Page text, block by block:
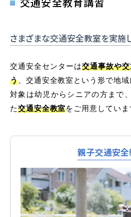
準中型自動車
中型自動車
普通自動車 第二種
受験資格特例教習
ペーパードライバー講習
ペーパーライダー講習
免許取得までの流れ
さまざまな交通安全教室を実施
交通安全センターは交通事故や
う、交通安全教室という形で地域
対象は幼児からシニアの方まで
た交通安全教室をご用意していま
親子交通安